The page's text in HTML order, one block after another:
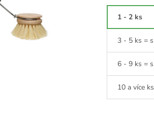
1 - 2 ks
3 - 5 ks =
6 - 9 ks =
10 a více